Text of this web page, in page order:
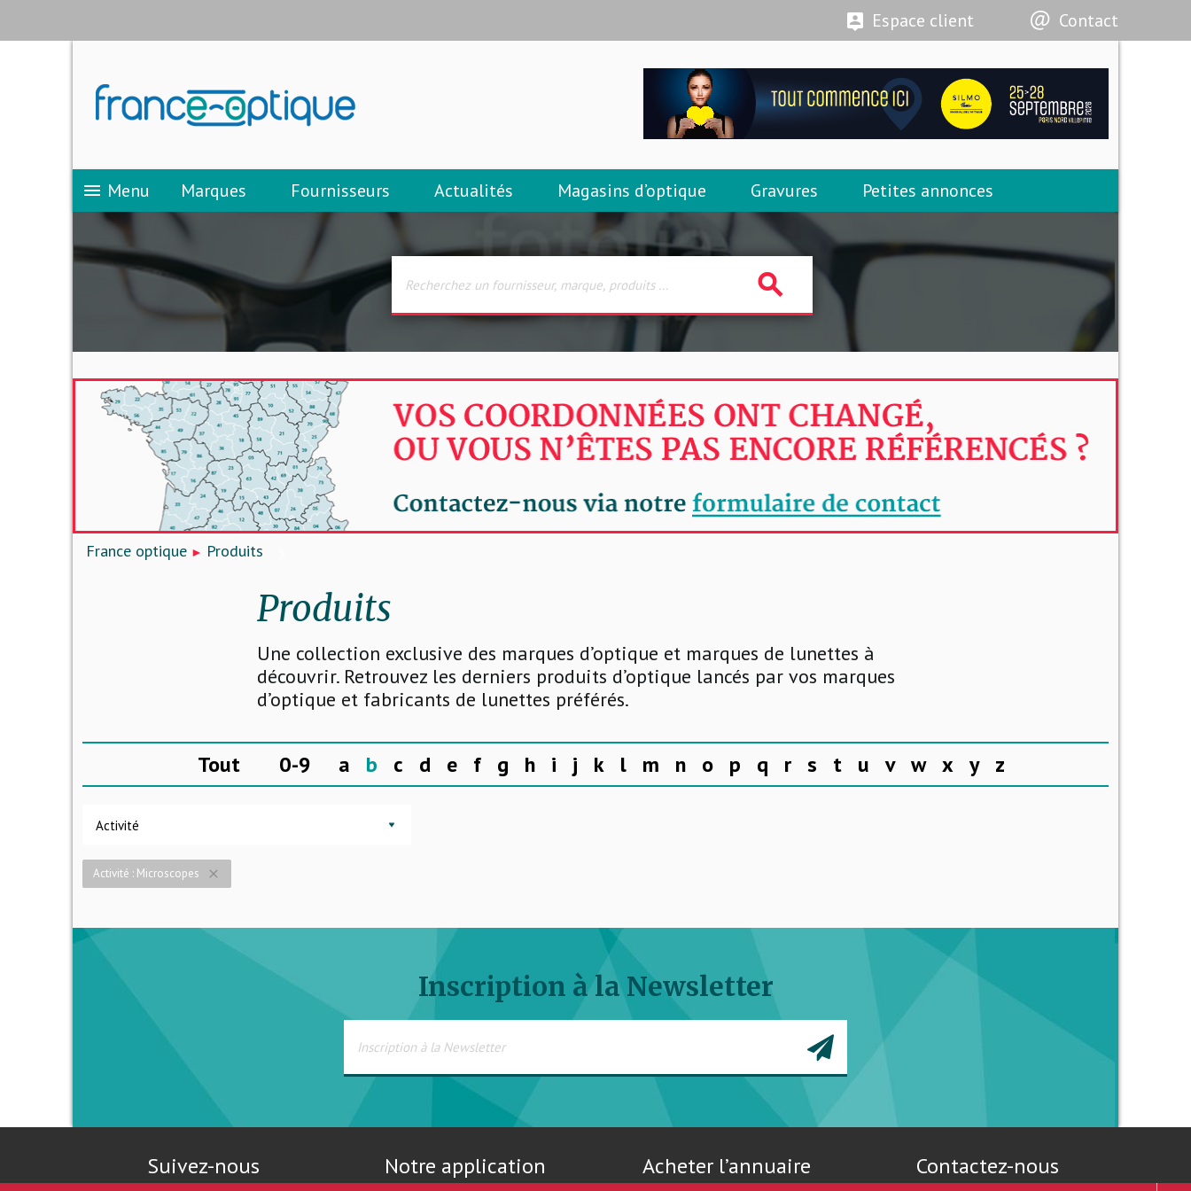
Espace client Contact
menu Menu Marques Fournisseurs Actualités Magasins d’optique Gravures Petites annonces
search
France optique Produits
Produits
Une collection exclusive des marques d’optique et marques de lunettes à
découvrir. Retrouvez les derniers produits d’optique lancés par vos marques
d’optique et fabricants de lunettes préférés.
Tout 0-9 a b c d e f g h i j k l m n o p q r s t u v w x y z
Activité
Activité : Microscopes close
Inscription à la Newsletter
Suivez-nous Notre application Acheter l’annuaire Contactez-nous